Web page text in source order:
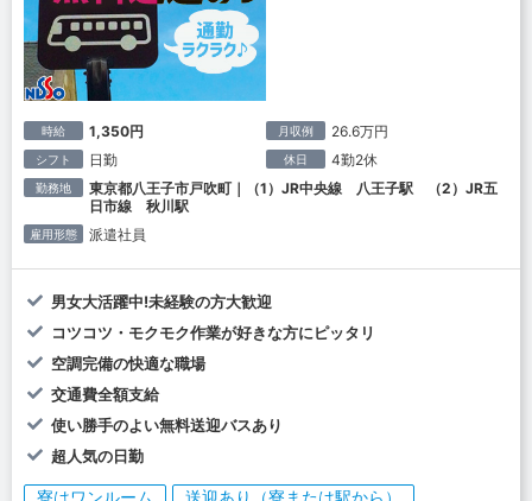
時給 1,350円 月収例 26.6万円
シフト 日勤 休日 4勤2休
勤務地
東京都八王子市戸吹町｜（1）JR中央線 八王子駅 （2）JR五
日市線 秋川駅
雇用形態 派遣社員
男女大活躍中!未経験の方大歓迎
コツコツ・モクモク作業が好きな方にピッタリ
空調完備の快適な職場
交通費全額支給
使い勝手のよい無料送迎バスあり
超人気の日勤